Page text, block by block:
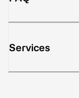
Services